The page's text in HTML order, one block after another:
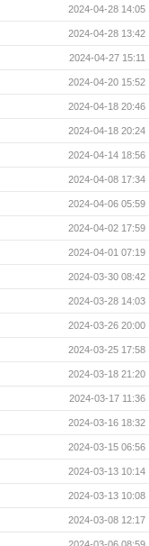
2024-04-28 14:05
2024-04-28 13:42
2024-04-27 15:11
2024-04-20 15:52
2024-04-18 20:46
2024-04-18 20:24
2024-04-14 18:56
2024-04-08 17:34
2024-04-06 05:59
2024-04-02 17:59
2024-04-01 07:19
2024-03-30 08:42
2024-03-28 14:03
2024-03-26 20:00
2024-03-25 17:58
2024-03-18 21:20
2024-03-17 11:36
2024-03-16 18:32
2024-03-15 06:56
2024-03-13 10:14
2024-03-13 10:08
2024-03-08 12:17